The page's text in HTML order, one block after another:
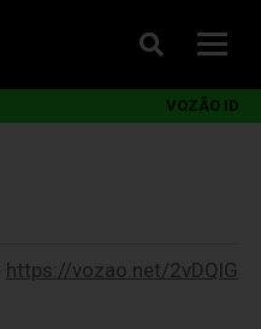
VOZÃO ID
https://vozao.net/2vDQlG